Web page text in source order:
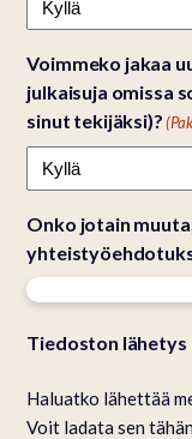
Voimmeko jakaa
julkaisuja omissa
sinut tekijäksi)?
Onko jotain
Tiedoston lähetys
Haluatko lähettää
Voit ladata sen tähän.